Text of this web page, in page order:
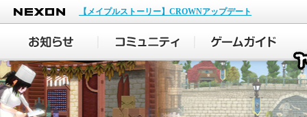
NEXON
【メイプルストーリー】CROWNアップデート